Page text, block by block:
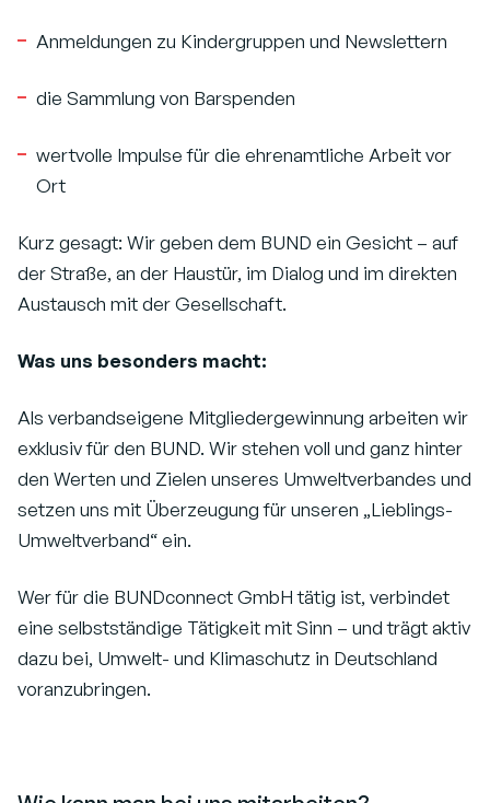
Anmeldungen zu Kindergruppen und Newslettern
die Sammlung von Barspenden
wertvolle Impulse für die ehrenamtliche Arbeit vor
Ort
Kurz gesagt: Wir geben dem BUND ein Gesicht – auf
der Straße, an der Haustür, im Dialog und im direkten
Austausch mit der Gesellschaft.
Was uns besonders macht:
Als verbandseigene Mitgliedergewinnung arbeiten wir
exklusiv für den BUND. Wir stehen voll und ganz hinter
den Werten und Zielen unseres Umweltverbandes und
setzen uns mit Überzeugung für unseren „Lieblings-
Umweltverband“ ein.
Wer für die BUNDconnect GmbH tätig ist, verbindet
eine selbstständige Tätigkeit mit Sinn – und trägt aktiv
dazu bei, Umwelt- und Klimaschutz in Deutschland
voranzubringen.